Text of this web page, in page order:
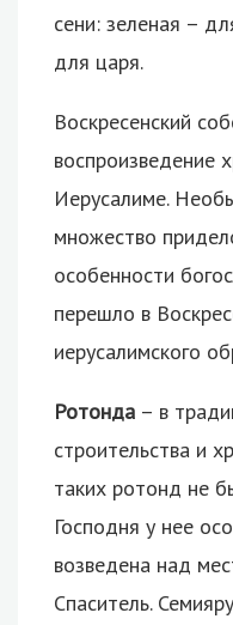
сени: зеленая –
для царя.
Воскресенский
воспроизведение
Иерусалиме.
множество
особенности
перешло в
иерусалимского
Ротонда – в
строительства и
таких ротонд не
Господня у нее
возведена над
Спаситель.